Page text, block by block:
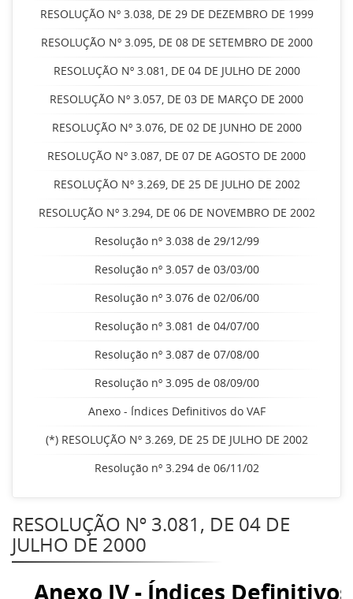
RESOLUÇÃO Nº 3.038, DE 29 DE DEZEMBRO DE 1999
RESOLUÇÃO Nº 3.095, DE 08 DE SETEMBRO DE 2000
RESOLUÇÃO Nº 3.081, DE 04 DE JULHO DE 2000
RESOLUÇÃO Nº 3.057, DE 03 DE MARÇO DE 2000
RESOLUÇÃO Nº 3.076, DE 02 DE JUNHO DE 2000
RESOLUÇÃO Nº 3.087, DE 07 DE AGOSTO DE 2000
RESOLUÇÃO Nº 3.269, DE 25 DE JULHO DE 2002
RESOLUÇÃO Nº 3.294, DE 06 DE NOVEMBRO DE 2002
Resolução nº 3.038 de 29/12/99
Resolução nº 3.057 de 03/03/00
Resolução nº 3.076 de 02/06/00
Resolução nº 3.081 de 04/07/00
Resolução nº 3.087 de 07/08/00
Resolução nº 3.095 de 08/09/00
Anexo - Índices Definitivos do VAF
(*) RESOLUÇÃO Nº 3.269, DE 25 DE JULHO DE 2002
Resolução nº 3.294 de 06/11/02
RESOLUÇÃO Nº 3.081, DE 04 DE
JULHO DE 2000
Anexo IV - Índices